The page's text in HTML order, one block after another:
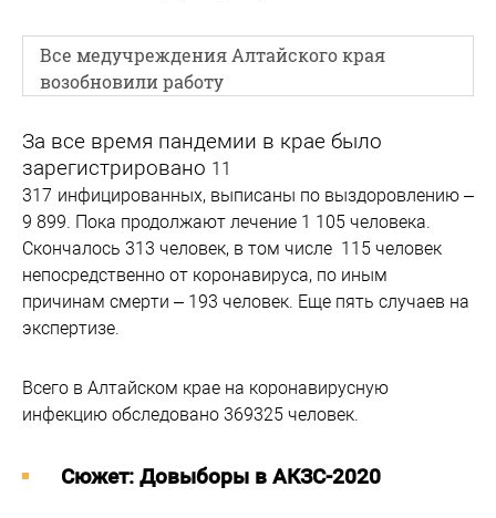
Все медучреждения Алтайского края
возобновили работу
За все время пандемии в крае было
зарегистрировано 11
317 инфицированных, выписаны по выздоровлению –
9 899. Пока продолжают лечение 1 105 человека.
Скончалось 313 человек, в том числе 115 человек
непосредственно от коронавируса, по иным
причинам смерти – 193 человек. Еще пять случаев на
экспертизе.
Всего в Алтайском крае на коронавирусную
инфекцию обследовано 369325 человек.
Cюжет: Довыборы в АКЗС-2020